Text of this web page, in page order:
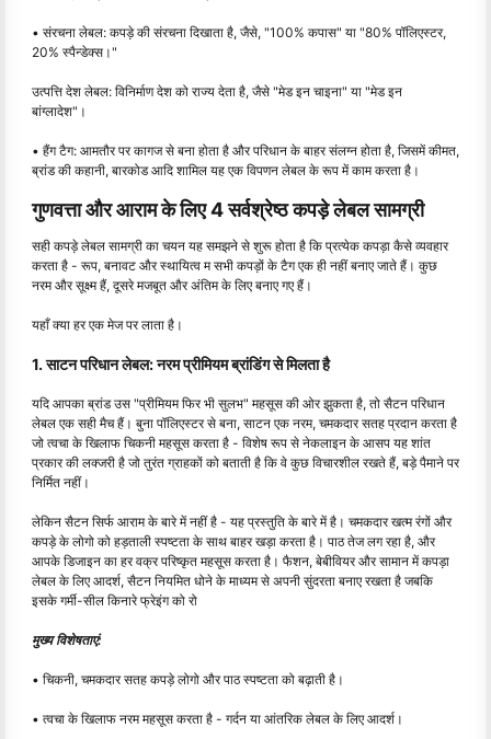
• संरचना लेबल: कपड़े की संरचना दिखाता है, जैसे, "100% कपास" या "80% पॉलिएस्टर,
20% स्पैन्डेक्स।"
उत्पत्ति देश लेबल: विनिर्माण देश को राज्य देता है, जैसे "मेड इन चाइना" या "मेड इन
बांग्लादेश"।
• हैंग टैग: आमतौर पर कागज से बना होता है और परिधान के बाहर संलग्न होता है, जिसमें कीमत,
ब्रांड की कहानी, बारकोड आदि शामिल यह एक विपणन लेबल के रूप में काम करता है।
गुणवत्ता और आराम के लिए 4 सर्वश्रेष्ठ कपड़े लेबल सामग्री
सही कपड़े लेबल सामग्री का चयन यह समझने से शुरू होता है कि प्रत्येक कपड़ा कैसे व्यवहार
करता है - रूप, बनावट और स्थायित्व म सभी कपड़ों के टैग एक ही नहीं बनाए जाते हैं। कुछ
नरम और सूक्ष्म हैं, दूसरे मजबूत और अंतिम के लिए बनाए गए हैं।
यहाँ क्या हर एक मेज पर लाता है।
1. साटन परिधान लेबल: नरम प्रीमियम ब्रांडिंग से मिलता है
यदि आपका ब्रांड उस "प्रीमियम फिर भी सुलभ" महसूस की ओर झुकता है, तो सैटन परिधान
लेबल एक सही मैच हैं। बुना पॉलिएस्टर से बना, साटन एक नरम, चमकदार सतह प्रदान करता है
जो त्वचा के खिलाफ चिकनी महसूस करता है - विशेष रूप से नेकलाइन के आसप यह शांत
प्रकार की लक्जरी है जो तुरंत ग्राहकों को बताती है कि वे कुछ विचारशील रखते हैं, बड़े पैमाने पर
निर्मित नहीं।
लेकिन सैटन सिर्फ आराम के बारे में नहीं है - यह प्रस्तुति के बारे में है। चमकदार खत्म रंगों और
कपड़े के लोगो को हड़ताली स्पष्टता के साथ बाहर खड़ा करता है। पाठ तेज लग रहा है, और
आपके डिजाइन का हर वक्र परिष्कृत महसूस करता है। फैशन, बेबीवियर और सामान में कपड़ा
लेबल के लिए आदर्श, सैटन नियमित धोने के माध्यम से अपनी सुंदरता बनाए रखता है जबकि
इसके गर्मी-सील किनारे फ्रेइंग को रो
मुख्य विशेषताएं:
• चिकनी, चमकदार सतह कपड़े लोगो और पाठ स्पष्टता को बढ़ाती है।
• त्वचा के खिलाफ नरम महसूस करता है - गर्दन या आंतरिक लेबल के लिए आदर्श।